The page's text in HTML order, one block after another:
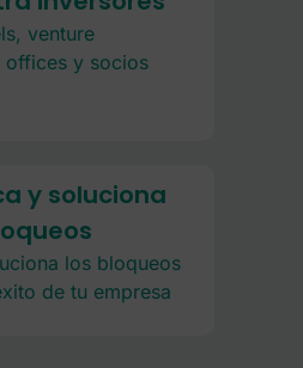
venture
y socios
y soluciona
los bloqueos
de tu empresa